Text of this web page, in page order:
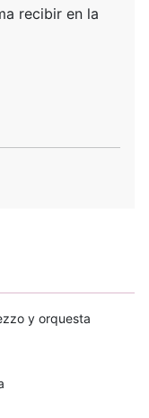
recibir en la
y orquesta